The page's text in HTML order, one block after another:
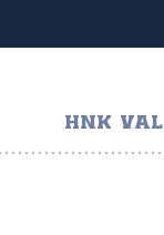
HNK VAL